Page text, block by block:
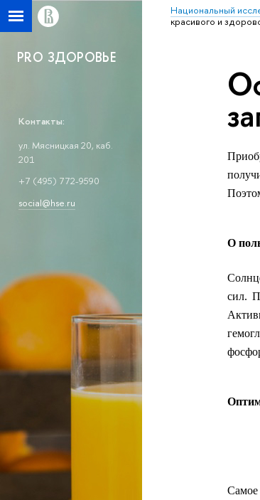
Национальный
красивого и
PRO ЗДОРОВЬЕ
Контакты:
ул. Мясницкая 20, каб.
201
+7 (495) 772-9590
social@hse.ru
О
сил.
Самое